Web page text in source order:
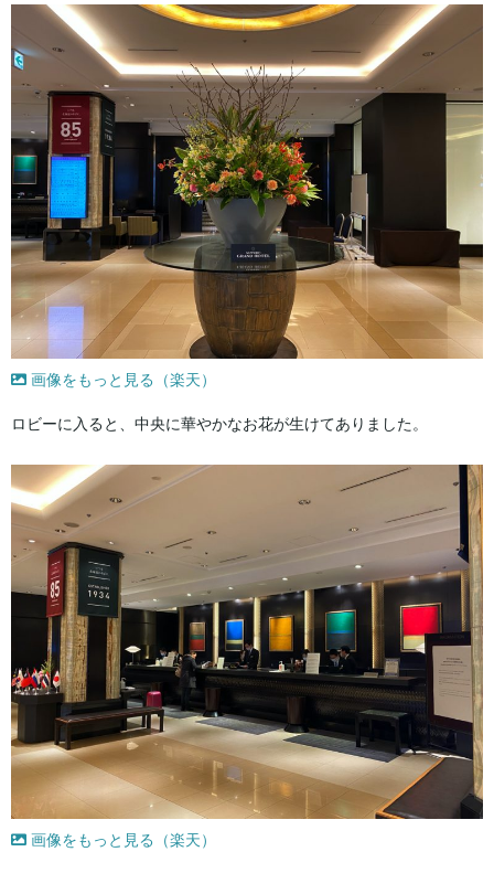
画像をもっと見る（楽天）
ロビーに入ると、中央に華やかなお花が生けてありました。
画像をもっと見る（楽天）